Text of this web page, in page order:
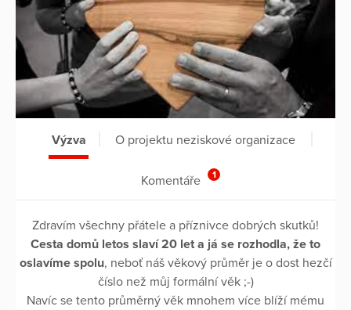
Výzva O projektu neziskové organizace
Komentáře 1
Zdravím všechny přátele a příznivce dobrých skutků!
Cesta domů letos slaví 20 let a já se rozhodla, že to
oslavíme spolu, neboť náš věkový průměr je o dost hezčí
číslo než můj formální věk ;-)
Navíc se tento průměrný věk mnohem více blíží mému